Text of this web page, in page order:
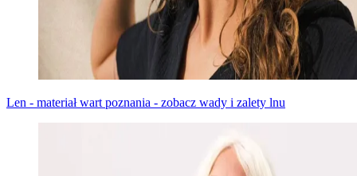
Len - materiał wart poznania - zobacz wady i zalety lnu